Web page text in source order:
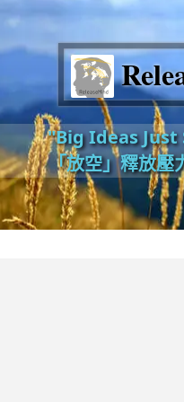
"Big Ideas
「放空」釋放壓